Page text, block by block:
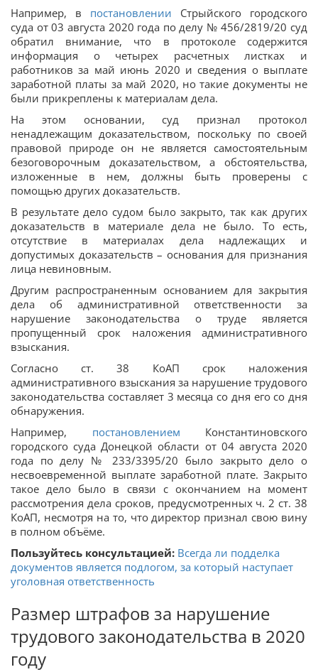
Например, в постановлении Стрыйского городского
суда от 03 августа 2020 года по делу № 456/2819/20 суд
обратил внимание, что в протоколе содержится
информация о четырех расчетных листках и
работников за май июнь 2020 и сведения о выплате
заработной платы за май 2020, но такие документы не
были прикреплены к материалам дела.
На этом основании, суд признал протокол
ненадлежащим доказательством, поскольку по своей
правовой природе он не является самостоятельным
безоговорочным доказательством, а обстоятельства,
изложенные в нем, должны быть проверены с
помощью других доказательств.
В результате дело судом было закрыто, так как других
доказательств в материале дела не было. То есть,
отсутствие в материалах дела надлежащих и
допустимых доказательств – основания для признания
лица невиновным.
Другим распространенным основанием для закрытия
дела об административной ответственности за
нарушение законодательства о труде является
пропущенный срок наложения административного
взыскания.
Согласно ст. 38 КоАП срок наложения
административного взыскания за нарушение трудового
законодательства составляет 3 месяца со дня его со дня
обнаружения.
Например, постановлением Константиновского
городского суда Донецкой области от 04 августа 2020
года по делу № 233/3395/20 было закрыто дело о
несвоевременной выплате заработной плате. Закрыто
такое дело было в связи с окончанием на момент
рассмотрения дела сроков, предусмотренных ч. 2 ст. 38
КоАП, несмотря на то, что директор признал свою вину
в полном объёме.
Пользуйтесь консультацией: Всегда ли подделка
документов является подлогом, за который наступает
уголовная ответственность
Размер штрафов за нарушение
трудового законодательства в 2020
году